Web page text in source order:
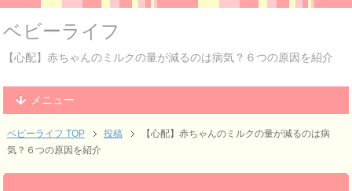
ベビーライフ
【心配】赤ちゃんのミルクの量が減るのは病気？６つの原因を紹介
メニュー
ベビーライフ TOP 投稿
【心配】赤ちゃんのミルクの量が減るのは病
気？６つの原因を紹介